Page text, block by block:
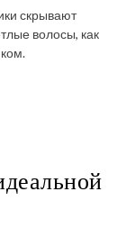
скрывают
волосы, как